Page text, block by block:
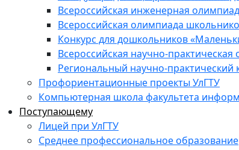
Всероссийская инженерная
Всероссийская олимпиада
Конкурс для дошкольников
Всероссийская научно-
Региональный научно-
Профориентационные проекты УлГТУ
Компьютерная школа факультета
Поступающему
Лицей при УлГТУ
Среднее профессиональное образование